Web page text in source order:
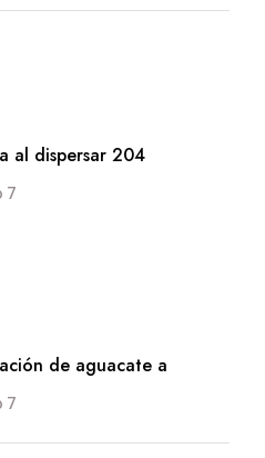
al dispersar 204
7
de aguacate a
7